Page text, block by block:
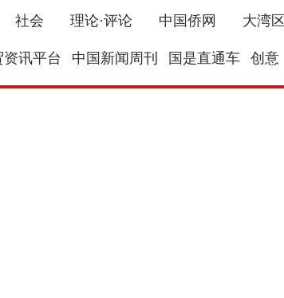
社会 理论·评论 中国侨网 大湾区
讯平台 中国新闻周刊 国是直通车 创意